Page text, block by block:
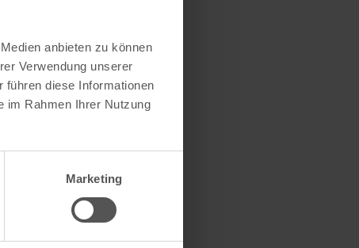
anbieten zu können
Verwendung unserer
führen diese Informationen
im Rahmen Ihrer Nutzung
Marketing